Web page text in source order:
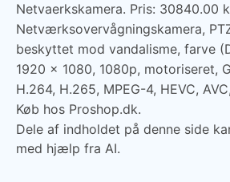
Netvaerkskamera. Pris: 30840.00
Netværksovervågningskamera,
beskyttet mod vandalisme, farve
1920 x 1080, 1080p, motoriseret,
H.264, H.265, MPEG-4, HEVC,
Køb hos Proshop.dk.
Dele af indholdet på denne side
med hjælp fra AI.